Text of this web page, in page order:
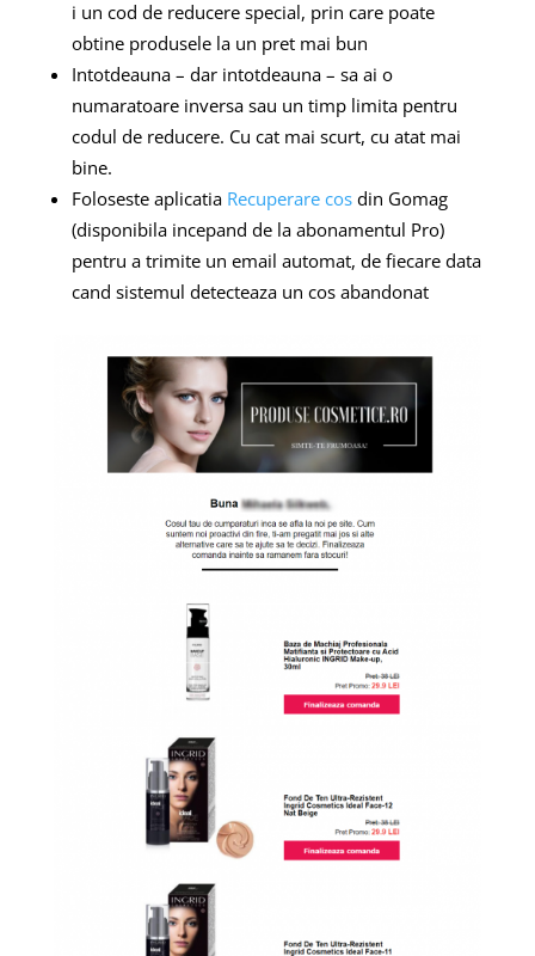
i un cod de reducere special, prin care poate
obtine produsele la un pret mai bun
Intotdeauna – dar intotdeauna – sa ai o
numaratoare inversa sau un timp limita pentru
codul de reducere. Cu cat mai scurt, cu atat mai
bine.
Foloseste aplicatia Recuperare cosdin Gomag
(disponibila incepand de la abonamentul Pro)
pentru a trimite un email automat, de fiecare data
cand sistemul detecteaza un cos abandonat